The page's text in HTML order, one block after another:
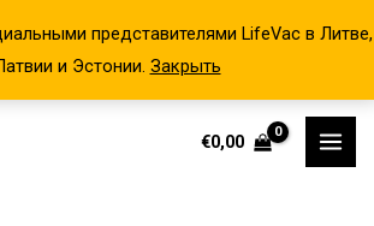
представителями LifeVac в Литве,
и Эстонии. Закрыть
€0,00